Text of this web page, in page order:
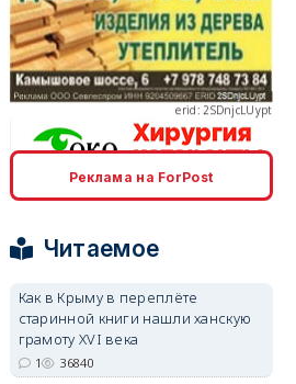
erid: 2SDnjcLUypt
Реклама на ForPost
Читаемое
Как в Крыму в переплёте
старинной книги нашли ханскую
грамоту XVI века
1 36840